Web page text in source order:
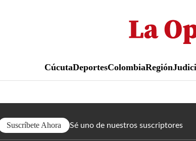
al
CúcutaDeportesColombiaRegión
Suscríbete Ahora Sé uno de nuestros suscriptores